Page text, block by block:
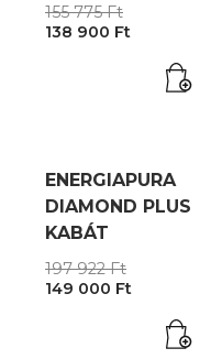
155 775Ft
775 Ft.
138 900 Ft
ENERGIAPURA
DIAMOND PLUS
KABÁT
197 922Ft
197
922 Ft.
149 000 Ft